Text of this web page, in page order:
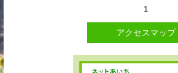
1
アクセスマップ